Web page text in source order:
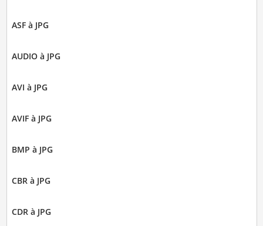
ASF à JPG
AUDIO à JPG
AVI à JPG
AVIF à JPG
BMP à JPG
CBR à JPG
CDR à JPG